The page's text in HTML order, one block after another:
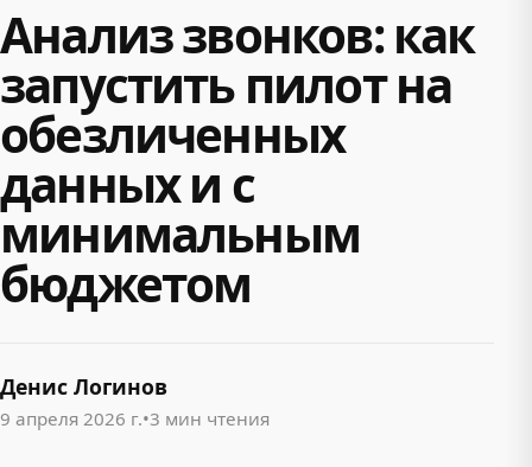
Анализ звонков: как
запустить пилот на
обезличенных
данных и с
минимальным
бюджетом
Денис Логинов
9 апреля 2026 г.•3 мин чтения